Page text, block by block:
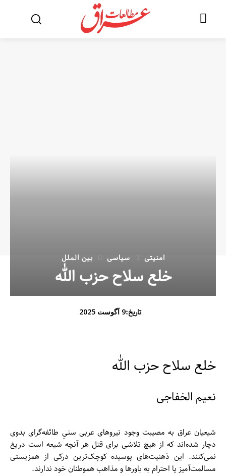
امنیتی سیاسی بین الملل
خلع سلاح حزب الله
تاریخ:9 آگوست 2025
خلع سلاح حزب الله
نعیم الخفاجی
شیعیان عراق به مصیبت وجود نیروهای عربی سنیِ طائفه‌گرای بدوی
دچار شده‌اند که از هیچ تلاشی برای قتل هر آنچه شیعه است دریغ
نمی‌کنند. این ذهنیت‌های پوسیده کوچک‌ترین درکی از همزیستی
مسالمت‌آمیز یا احترام به باورها و مذاهب هموطنان خود ندارند.